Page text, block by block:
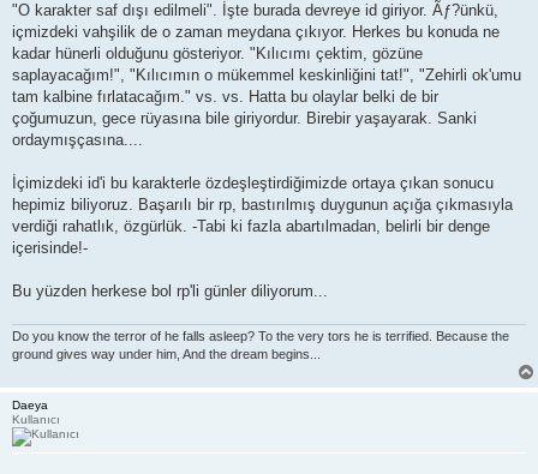
"O karakter saf dışı edilmeli". İşte burada devreye id giriyor. Ãƒ?ünkü,
içmizdeki vahşilik de o zaman meydana çıkıyor. Herkes bu konuda ne
kadar hünerli olduğunu gösteriyor. "Kılıcımı çektim, gözüne
saplayacağım!", "Kılıcımın o mükemmel keskinliğini tat!", "Zehirli ok'umu
tam kalbine fırlatacağım." vs. vs. Hatta bu olaylar belki de bir
çoğumuzun, gece rüyasına bile giriyordur. Birebir yaşayarak. Sanki
ordaymışçasına....
İçimizdeki id'i bu karakterle özdeşleştirdiğimizde ortaya çıkan sonucu
hepimiz biliyoruz. Başarılı bir rp, bastırılmış duygunun açığa çıkmasıyla
verdiği rahatlık, özgürlük. -Tabi ki fazla abartılmadan, belirli bir denge
içerisinde!-
Bu yüzden herkese bol rp'li günler diliyorum...
Do you know the terror of he falls asleep? To the very tors he is terrified. Because the
ground gives way under him, And the dream begins...
Daeya
Kullanıcı